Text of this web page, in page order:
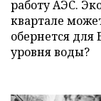
работу АЭС.
квартале
обернется
уровня воды?